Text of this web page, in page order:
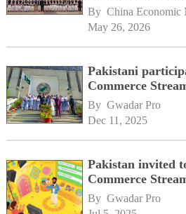
By China Economic
May 26, 2026
Pakistani
Commerce
By Gwadar Pro
Dec 11, 2025
Pakistan invited
Commerce
By Gwadar Pro